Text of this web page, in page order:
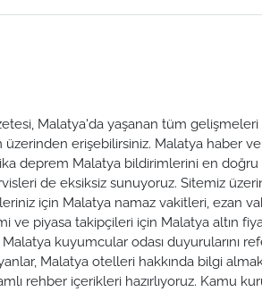
Malatya'da yaşanan tüm gelişmeleri
erişebilirsiniz. Malatya haber
deprem Malatya bildirimlerini en doğru
de eksiksiz sunuyoruz. Sitemiz
için Malatya namaz vakitleri, ezan
ve piyasa takipçileri için Malatya altın
kuyumcular odası duyurularını
Malatya otelleri hakkında bilgi
rehber içerikleri hazırlıyoruz. Kamu